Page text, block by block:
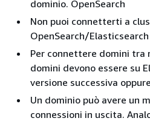
dominio. OpenSearch
Non puoi connetterti a
OpenSearch/
Per connettere domini tra
domini devono essere su
versione successiva
Un dominio può avere un
connessioni in uscita.